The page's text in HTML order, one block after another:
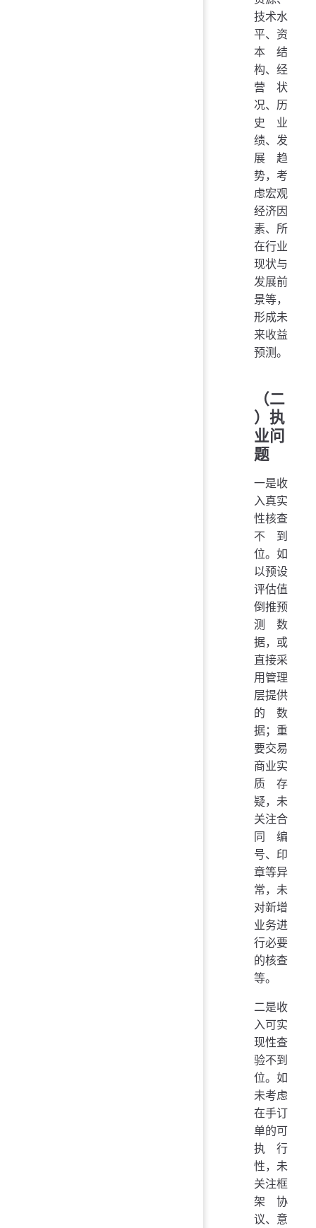
技术水
平、资
本结
构、经
营状
况、历
史业
绩、发
展趋
势，考
虑宏观
经济因
素、所
在行业
现状与
发展前
景等，
形成未
来收益
预测。
（二
）执
业问
题
一是收
入真实
性核查
不到
位。如
以预设
评估值
倒推预
测数
据，或
直接采
用管理
层提供
的数
据；重
要交易
商业实
质存
疑，未
关注合
同编
号、印
章等异
常，未
对新增
业务进
行必要
的核查
等。
二是收
入可实
现性查
验不到
位。如
未考虑
在手订
单的可
执行
性，未
关注框
架协
议、意